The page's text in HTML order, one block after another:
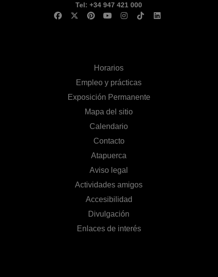
Tel: +34 947 421 000
Horarios
Empleo y prácticas
Exposición Permanente
Mapa del sitio
Calendario
Contacto
Atapuerca
Aviso legal
Actividades amigos
Accesibilidad
Divulgación
Enlaces de interés